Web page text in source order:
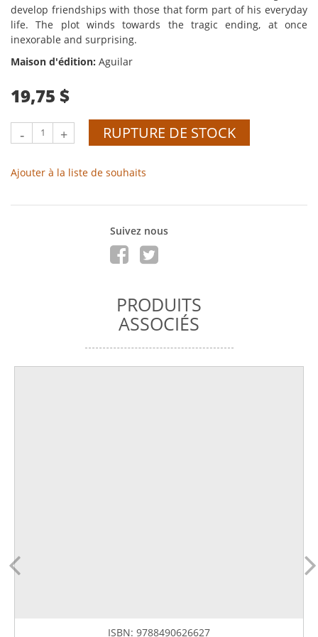
develop friendships with those that form part of his everyday
life. The plot winds towards the tragic ending, at once
inexorable and surprising.
Maison d'édition: Aguilar
19,75 $
- + RUPTURE DE STOCK
Ajouter à la liste de souhaits
Suivez nous
PRODUITS
ASSOCIÉS
ISBN: 9788490626627